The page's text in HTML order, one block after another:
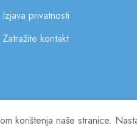
Izjava privatnosti
Zatražite kontakt
korištenja naše stranice.